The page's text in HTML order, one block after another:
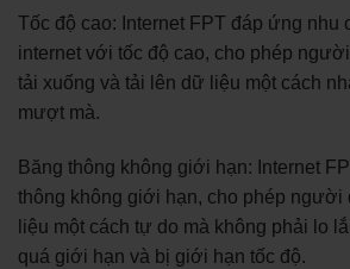
Tốc độ cao: Internet FPT đáp ứng nhu
internet với tốc độ cao, cho phép
tải xuống và tải lên dữ liệu một cách
mượt mà.
Băng thông không giới hạn: Internet
thông không giới hạn, cho phép người
liệu một cách tự do mà không phải lo
quá giới hạn và bị giới hạn tốc độ.